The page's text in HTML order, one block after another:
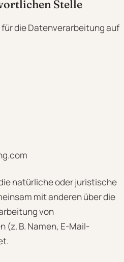
Stelle
die Datenverarbeitung auf
natürliche oder juristische
mit anderen über die
von
(z. B. Namen, E-Mail-